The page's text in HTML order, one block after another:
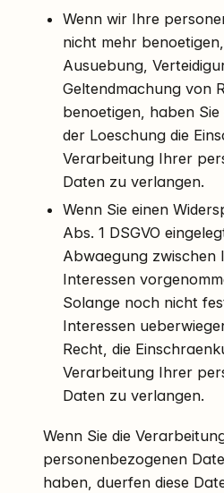
Wenn wir Ihre
nicht mehr
Ausuebung,
Geltendmachung von
benoetigen, haben
der Loeschung die
Verarbeitung Ihrer
Daten zu verlangen.
Wenn Sie einen
Abs. 1 DSGVO
Abwaegung zwischen
Interessen
Solange noch nicht
Interessen
Recht, die
Verarbeitung Ihrer
Daten zu verlangen.
Wenn Sie die
personenbezogenen
haben, duerfen diese